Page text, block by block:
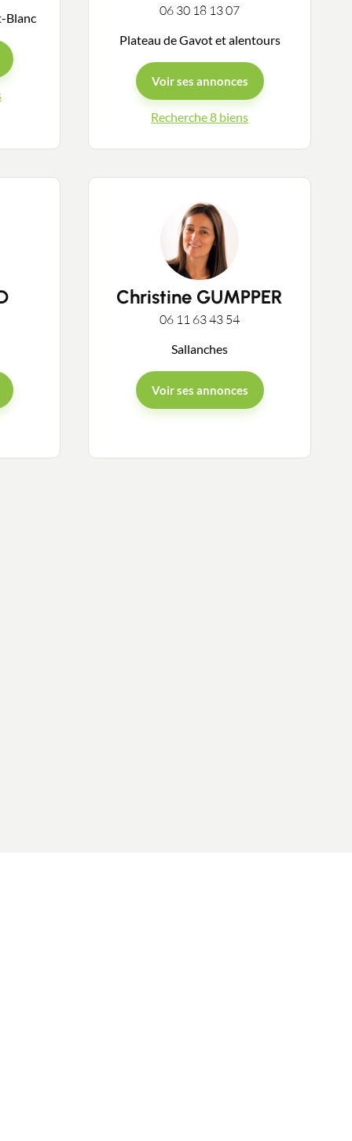
Blanc 06 30 18 13 07
Plateau de Gavot et alentours
Voir ses annonces
Recherche 8 biens
Christine GUMPPER
06 11 63 43 54
Sallanches
Voir ses annonces